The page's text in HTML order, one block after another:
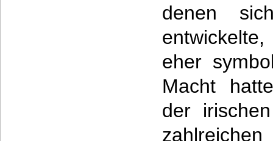
denen
eher
Macht
der